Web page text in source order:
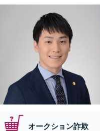
オークション詐欺